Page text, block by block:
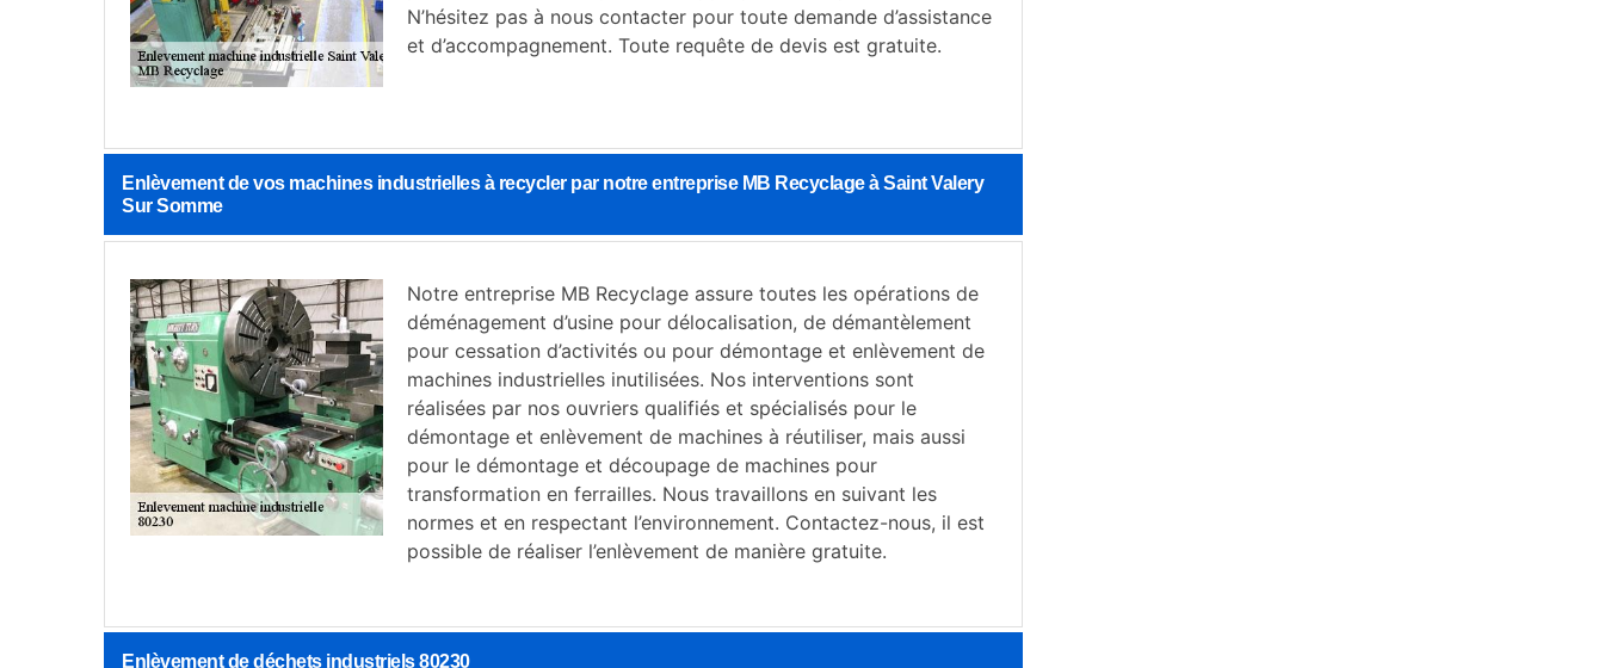
N’hésitez pas à nous contacter pour toute demande d’assistance
et d’accompagnement. Toute requête de devis est gratuite.
Enlèvement de vos machines industrielles à recycler par notre entreprise MB Recyclage à Saint Valery
Sur Somme
Notre entreprise MB Recyclage assure toutes les opérations de
déménagement d’usine pour délocalisation, de démantèlement
pour cessation d’activités ou pour démontage et enlèvement de
machines industrielles inutilisées. Nos interventions sont
réalisées par nos ouvriers qualifiés et spécialisés pour le
démontage et enlèvement de machines à réutiliser, mais aussi
pour le démontage et découpage de machines pour
transformation en ferrailles. Nous travaillons en suivant les
normes et en respectant l’environnement. Contactez-nous, il est
possible de réaliser l’enlèvement de manière gratuite.
Enlèvement de déchets industriels 80230